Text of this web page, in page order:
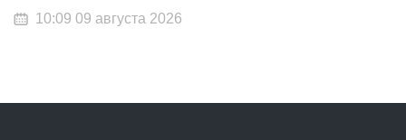
10:09 09 августа 2026